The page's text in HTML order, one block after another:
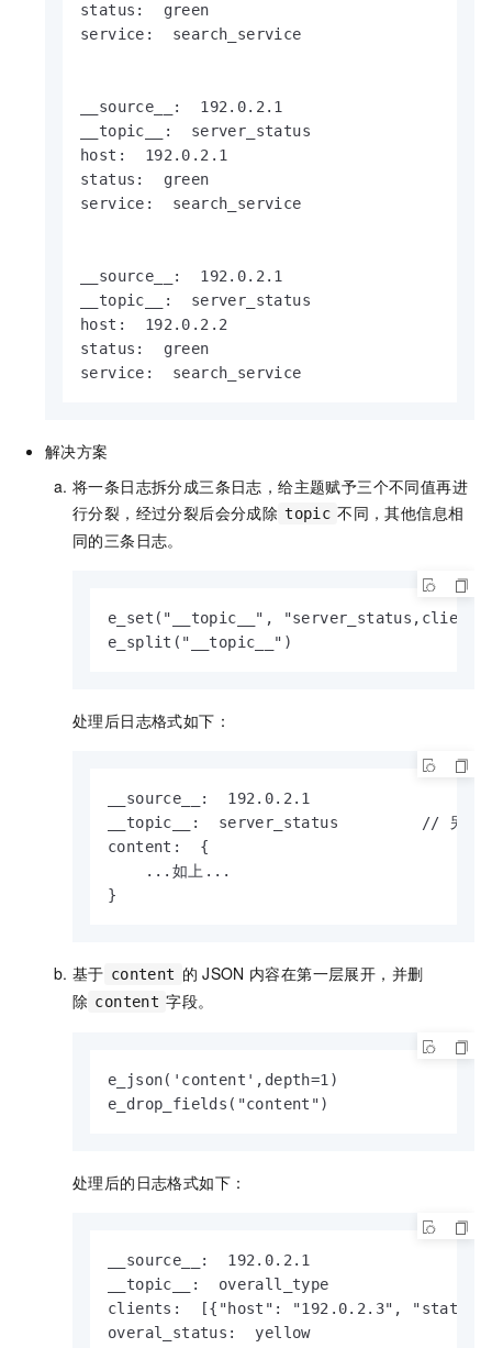
status:  green
service:  search_service
__source__:  192.0.2.1
__topic__:  server_status
host:  192.0.2.1
status:  green
service:  search_service
__source__:  192.0.2.1
__topic__:  server_status
host:  192.0.2.2
status:  green
service:  search_service
解决方案
将一条日志拆分成三条日志，给主题赋予三个不同值再进
行分裂，经过分裂后会分成除 topic 不同，其他信息相
同的三条日志。
e_set("__topic__",
e_split("__topic__")
处理后日志格式如下：
__source__:  192.0.2.1
__topic__:  server_status         // 另外2
content:  {
    ...如上...
}
基于 content 的 JSON 内容在第一层展开，并删
除 content 字段。
e_json('content',depth=1)
e_drop_fields("content")
处理后的日志格式如下：
__source__:  192.0.2.1
__topic__:  overall_type              // 另
clients:  [{"host": "192.0.2.3",
overal_status:  yellow